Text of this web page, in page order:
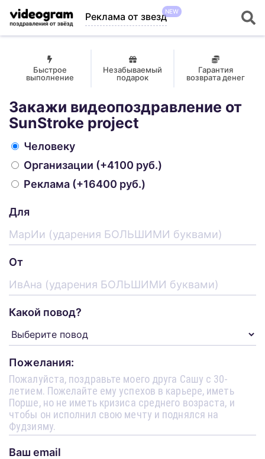
Реклама от звездNEW
Быстрое
выполнение
Незабываемый
подарок
Гарантия
возврата денег
Закажи видеопоздравление от
SunStroke project
Человеку
Организации (+4100 руб.)
Реклама (+16400 руб.)
Для
От
Какой повод?
Пожелания:
Ваш email